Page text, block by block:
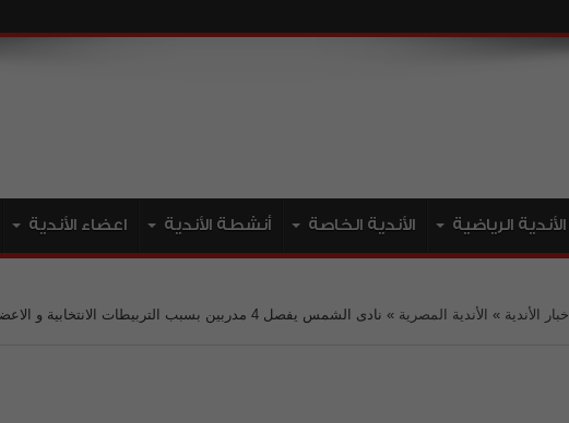
الأندية الرياضية الأندية الخاصة أنشطة الأندية اعضاء الأندية
أخبار الأندية » الأندية المصرية »
نادى الشمس يفصل 4 مدربين بسبب التربيطات الانتخابية و